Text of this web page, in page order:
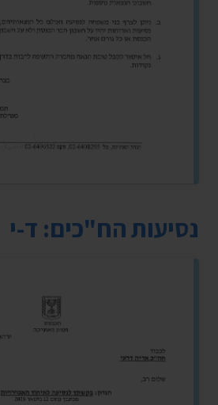
נסיעות הח"כים: ד-י